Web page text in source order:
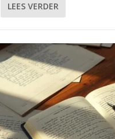
LEES VERDER